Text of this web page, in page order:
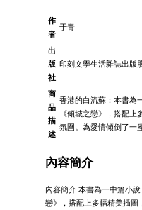
作
者
于青
出
版
社
印刻文學生活雜誌出版
商
品
描
述
香港的白流蘇：本書為
《傾城之戀》，搭配
氛圍。為愛情傾倒了一
內容簡介
內容簡介 本書為一中篇小
戀》，搭配上多幅精美插圖